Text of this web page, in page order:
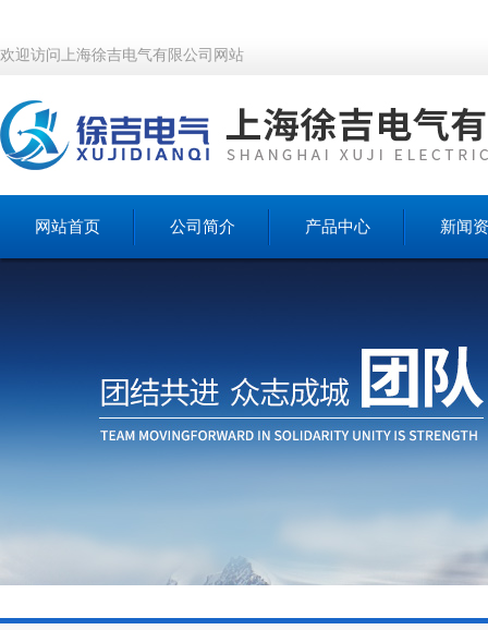
欢迎访问上海徐吉电气有限公司网站
网站首页 公司简介 产品中心 新闻